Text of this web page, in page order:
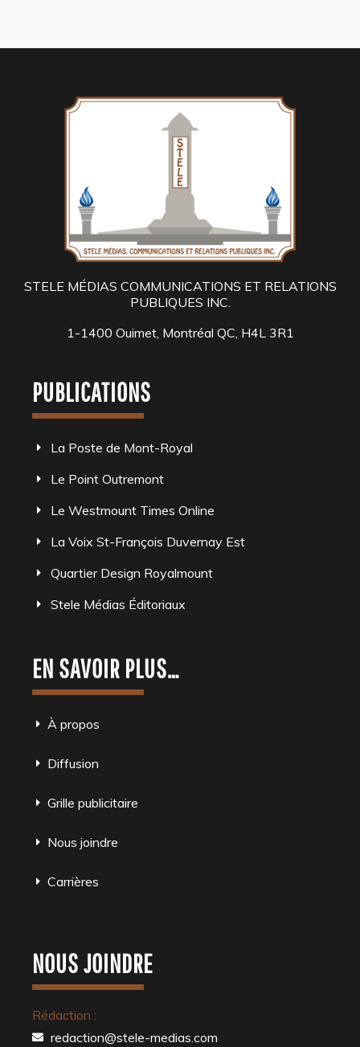
STELE MÉDIAS COMMUNICATIONS ET RELATIONS
PUBLIQUES INC.
1-1400 Ouimet, Montréal QC, H4L 3R1
PUBLICATIONS
La Poste de Mont-Royal
Le Point Outremont
Le Westmount Times Online
La Voix St-François Duvernay Est
Quartier Design Royalmount
Stele Médias Éditoriaux
EN SAVOIR PLUS…
À propos
Diffusion
Grille publicitaire
Nous joindre
Carrières
NOUS JOINDRE
Rédaction :
redaction@stele-medias.com